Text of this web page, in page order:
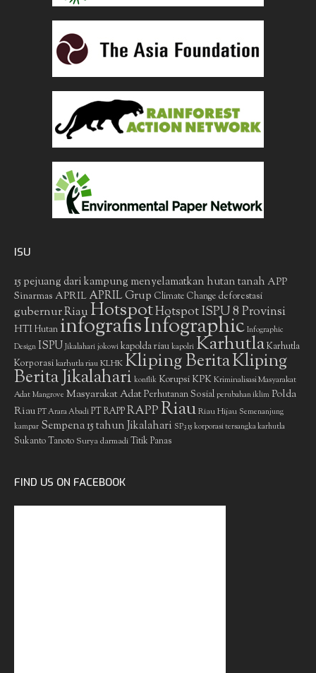
ISU
15 pejuang dari kampung menyelamatkan hutan tanah APP
Sinarmas APRIL APRIL Grup Climate Change deforestasi
gubernur RiauHotspotHotspot ISPU 8 Provinsi
HTIHutan infografisInfographic Infographic
Design ISPU Jikalahari jokowi kapolda riau kapolri KarhutlaKarhutla
Korporasikarhutla riauKLHKKliping BeritaKliping
Berita Jikalahari konflik Korupsi KPKKriminalisasi Masyarakat
Adat Mangrove Masyarakat AdatPerhutanan Sosial perubahan iklim Polda
Riau PT Arara Abadi PT RAPPRAPPRiauRiau Hijau Semenanjung
kampar Sempena 15 tahun Jikalahari SP3 15 korporasi tersangka karhutla
Sukanto Tanoto Surya darmadiTitik Panas
FIND US ON FACEBOOK